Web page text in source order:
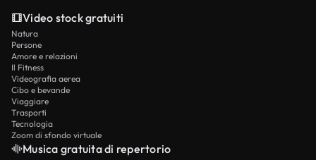
Video stock gratuiti
Natura
Persone
Amore e relazioni
Il Fitness
Videografia aerea
Cibo e bevande
Viaggiare
Trasporti
Tecnologia
Zoom di sfondo virtuale
Musica gratuita di repertorio